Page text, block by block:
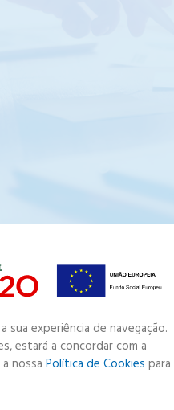
sua experiência de navegação.
estará a concordar com a
nossa Política de Cookies para